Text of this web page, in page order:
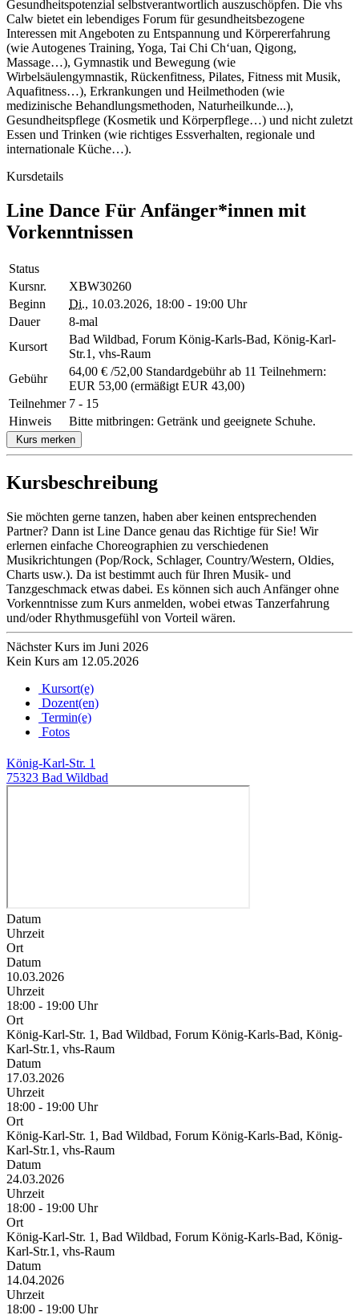
Gesundheitspotenzial selbstverantwortlich auszuschöpfen. Die vhs
Calw bietet ein lebendiges Forum für gesundheitsbezogene
Interessen mit Angeboten zu Entspannung und Körpererfahrung
(wie Autogenes Training, Yoga, Tai Chi Ch‘uan, Qigong,
Massage…), Gymnastik und Bewegung (wie
Wirbelsäulengymnastik, Rückenfitness, Pilates, Fitness mit Musik,
Aquafitness…), Erkrankungen und Heilmethoden (wie
medizinische Behandlungsmethoden, Naturheilkunde...),
Gesundheitspflege (Kosmetik und Körperpflege…) und nicht zuletzt
Essen und Trinken (wie richtiges Essverhalten, regionale und
internationale Küche…).
Kursdetails
Line Dance Für Anfänger*innen mit
Vorkenntnissen
Status
Kursnr.
XBW30260
Beginn
Di., 10.03.2026, 18:00 - 19:00 Uhr
Dauer
8-mal
Kursort
Bad Wildbad, Forum König-Karls-Bad, König-Karl-
Str.1, vhs-Raum
Gebühr
64,00 € /52,00 Standardgebühr ab 11 Teilnehmern:
EUR 53,00 (ermäßigt EUR 43,00)
Teilnehmer 7 - 15
Hinweis
Bitte mitbringen: Getränk und geeignete Schuhe.
Kurs merken
Kursbeschreibung
Sie möchten gerne tanzen, haben aber keinen entsprechenden
Partner? Dann ist Line Dance genau das Richtige für Sie! Wir
erlernen einfache Choreographien zu verschiedenen
Musikrichtungen (Pop/Rock, Schlager, Country/Western, Oldies,
Charts usw.). Da ist bestimmt auch für Ihren Musik- und
Tanzgeschmack etwas dabei. Es können sich auch Anfänger ohne
Vorkenntnisse zum Kurs anmelden, wobei etwas Tanzerfahrung
und/oder Rhythmusgefühl von Vorteil wären.
Nächster Kurs im Juni 2026
Kein Kurs am 12.05.2026
Kursort(e)
Dozent(en)
Termin(e)
Fotos
König-Karl-Str. 1
75323 Bad Wildbad
Datum
Uhrzeit
Ort
Datum
10.03.2026
Uhrzeit
18:00 - 19:00 Uhr
Ort
König-Karl-Str. 1, Bad Wildbad, Forum König-Karls-Bad, König-
Karl-Str.1, vhs-Raum
Datum
17.03.2026
Uhrzeit
18:00 - 19:00 Uhr
Ort
König-Karl-Str. 1, Bad Wildbad, Forum König-Karls-Bad, König-
Karl-Str.1, vhs-Raum
Datum
24.03.2026
Uhrzeit
18:00 - 19:00 Uhr
Ort
König-Karl-Str. 1, Bad Wildbad, Forum König-Karls-Bad, König-
Karl-Str.1, vhs-Raum
Datum
14.04.2026
Uhrzeit
18:00 - 19:00 Uhr